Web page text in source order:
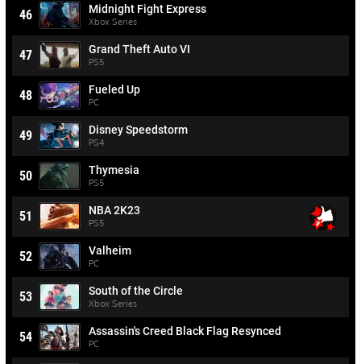
46 Midnight Fight Express
Xbox Series
47 Grand Theft Auto VI
PS5
48 Fueled Up
PC
49 Disney Speedstorm
PS4
50 Thymesia
PS5
51 NBA 2K23
PS5
52 Valheim
PC
53 South of the Circle
Xbox Series
54 Assassin's Creed Black Flag Resynced
PC